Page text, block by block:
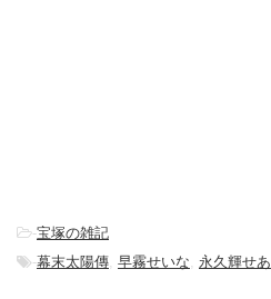
-宝塚の雑記
-幕末太陽傳, 早霧せいな, 永久輝せあ